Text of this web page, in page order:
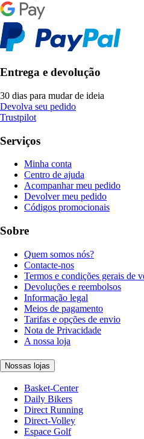
Entrega e devolução
30 dias para mudar de ideia
Devolva seu pedido
Trustpilot
Serviços
Minha conta
Centro de ajuda
Acompanhar meu pedido
Devolver meu pedido
Códigos promocionais
Sobre
Quem somos nós?
Contacte-nos
Termos e condições gerais de
Devoluções e reembolsos
Informação legal
Meios de pagamento
Tarifas e opções de envio
Nota de Privacidade
A nossa loja
Nossas lojas
Basket-Center
Daily Bikers
Direct Running
Direct-Volley
Espace Golf